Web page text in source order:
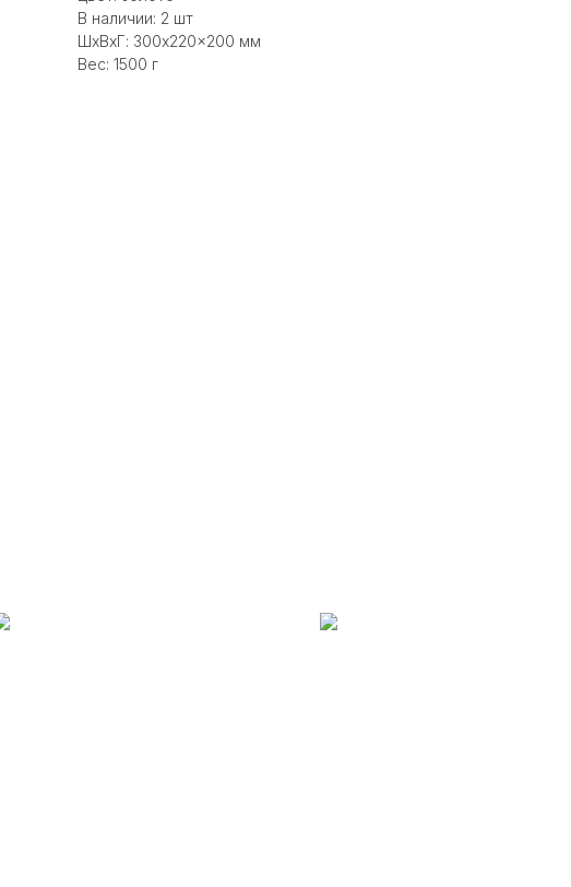
В наличии: 2 шт
ШxВxГ: 300x220x200 мм
Вес: 1500 г